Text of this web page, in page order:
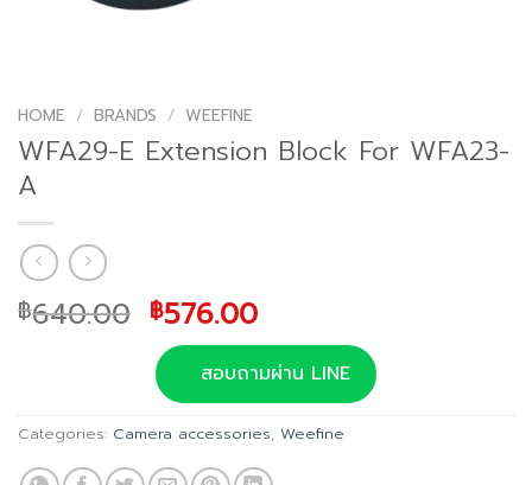
HOME / BRANDS / WEEFINE
WFA29-E Extension Block For WFA23-
A
฿640.00 Original
price
was:
฿640.00.
฿576.00Current
price
is:
฿576.00.
สอบถามผ่าน LINE
Categories: Camera accessories, Weefine